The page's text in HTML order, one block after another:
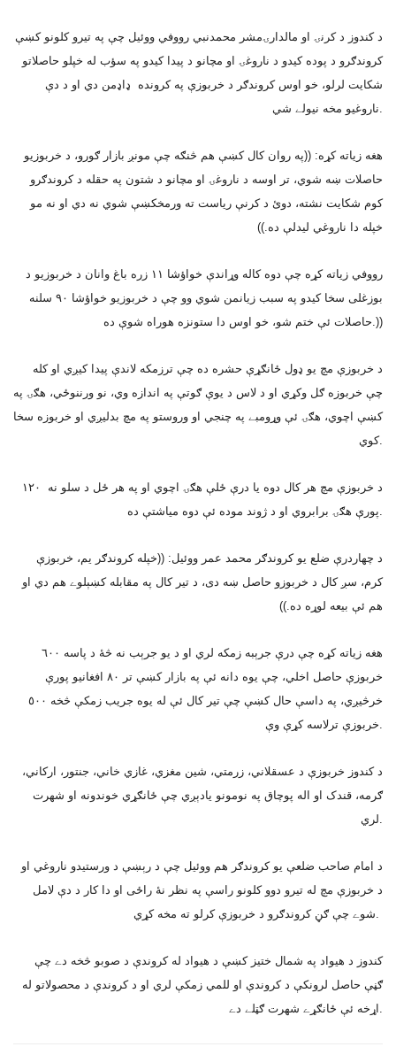
د کندوز د کرنۍ او مالدارۍمشر محمدنبي رووفي ووئيل چې په تيرو کلونو کښې
کروندګرو د پوده کيدو د ناروغۍ او مچانو د پيدا کيدو په سؤب له خپلو حاصلاتو
شکايت لرلو، خو اوس کروندګر د خربوزې په کرونده ډاډمن دي او د دې
ناروغيو مخه نيولے شي.
هغه زياته کړه: ((په روان کال کښې هم څنګه چې مونږ بازار ګورو، د خربوزيو
حاصلات ښه شوي، تر اوسه د ناروغۍ او مچانو د شتون په حقله د کروندګرو
کوم شکايت نشته، دوئ د کرنې رياست ته ورمخکښې شوي نه دي او نه مو
خپله دا ناروغي ليدلې ده.))
رووفي زياته کړه چې دوه کاله وړاندې خواؤشا ١١ زره باغ وانان د خربوزيو د
بوزغلى سخا کيدو په سبب زيانمن شوي وو چې د خربوزيو خواؤشا ٩٠ سلنه
حاصلات ئې ختم شو، خو اوس دا ستونزه هوراه شوې ده.))
د خربوزې مچ يو ډول ځانګړې حشره ده چې ترزمکه لاندې پيدا کيږي او کله
چې خربوزه ګل وکړي او د لاس د يوې ګوتې په اندازه وي، نو ورننوځي، هګۍ په
کښې اچوي، هګۍ ئې وړومبے په چنجي او وروستو په مچ بدليږي او خربوزه سخا
کوي.
د خربوزې مچ هر کال دوه يا درې ځلې هګۍ اچوي او په هر ځل د سلو نه ١٢٠
پورې هګۍ برابروي او د ژوند موده ئې دوه مياشتې ده.
د چهاردرې ضلع يو کروندګر محمد عمر ووئيل: ((خپله کروندګر يم، خربوزې
کرم، سږ کال د خربوزو حاصل ښه دى، د تير کال په مقابله کښېلوے هم دي او
هم ئې بيعه لوړه ده.))
هغه زياته کړه چې درې جرېبه زمکه لري او د يو جرېب نه څۀ د پاسه ٦٠٠
خربوزې حاصل اخلي، چې يوه دانه ئې په بازار کښې تر ٨٠ افغانيو پورې
خرڅيږي، په داسې حال کښې چې تير کال ئې له يوه جريب زمکې څخه ٥٠٠
خربوزې ترلاسه کړې وې.
د کندوز خربوزې د عسقلاني، زرمتي، شين مغزي، غازي خاني، جنتور، ارکاني،
ګرمه، قندک او اله پوچاق په نومونو يادېږي چې ځانګړي خوندونه او شهرت
لري.
د امام صاحب ضلعې يو کروندګر هم ووئيل چې د رېښې د ورستيدو ناروغي او
د خربوزې مچ له تيرو دوو کلونو راسې په نظر نۀ راځى او دا کار د دې لامل
شوے چې ګڼ کروندګرو د خربوزې کرلو ته مخه کړي.
کندوز د هيواد په شمال ختيز کښې د هيواد له کروندې د صوبو څخه دے چې
ګڼې حاصل لرونکې د کروندې او للمي زمکې لري او د کروندې د محصولاتو له
اړخه ئې ځانګړے شهرت ګټلے دے.